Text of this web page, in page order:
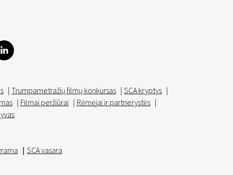
| Trumpametražių filmų konkursas | SCA kryptys |
| Filmai peržiūrai | Rėmėjai ir partnerystės |
| SCA vasara